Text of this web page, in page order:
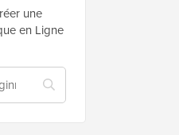
une
en Ligne